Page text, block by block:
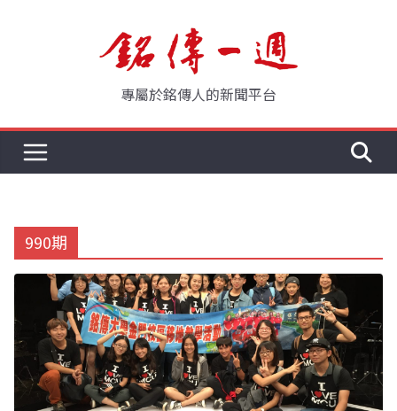
專屬於銘傳人的新聞平台
990期